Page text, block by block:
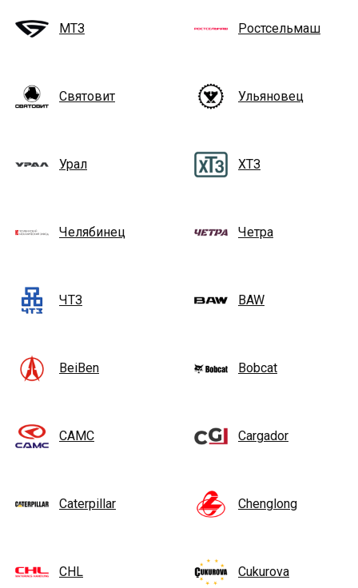
МТЗ Ростсельмаш
Святовит Ульяновец
Урал ХТЗ
Челябинец Четра
ЧТЗ BAW
BeiBen Bobcat
CAMC Cargador
Caterpillar Chenglong
CHL Cukurova